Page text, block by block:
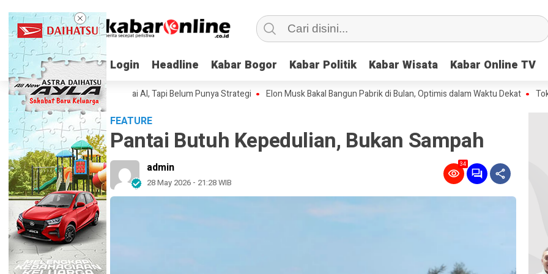
Login Headline Kabar Bogor Kabar Politik Kabar Wisata Kabar Online TV
Login Headline Kabar Bogor Kabar Politik Kabar Wisata Kabar Online TV
Indonesia Sudah Pakai AI, Tapi Belum Punya Strategi Elon Musk Bakal Bangun Pabrik di Bulan, Optimis dalam Waktu Dekat Tokek
FEATURE
Pantai Butuh Kepedulian, Bukan Sampah
admin
28 May 2026 - 21:28 WIB
34